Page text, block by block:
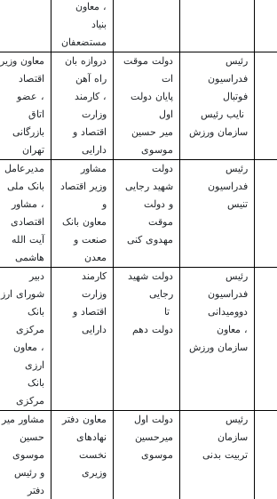
، معاون
بنیاد
مستضعفان
رئیس
فدراسیون
فوتبال
نایب رئیس
سازمان ورزش
دولت موقت
تا
پایان دولت
اول
میر حسین
موسوی
دروازه بان
راه آهن
، کارمند
وزارت
اقتصاد و
دارایی
معاون وزیر
اقتصاد
، عضو
اتاق
بازرگانی
تهران
رئیس
فدراسیون
تنیس
دولت
شهید رجایی
و دولت
موقت
مهدوی کنی
مشاور
وزیر اقتصاد
و
معاون بانک
صنعت و
معدن
مدیرعامل
بانک ملی
، مشاور
اقتصادی
آیت الله
هاشمی
رئیس
فدراسیون
دوومیدانی
، معاون
سازمان ورزش
دولت شهید
رجایی
تا
دولت دهم
کارمند
وزارت
اقتصاد و
دارایی
دبیر
شورای ارز
بانک
مرکزی
، معاون
ارزی
بانک
مرکزی
رئیس
سازمان
تربیت بدنی
دولت اول
میرحسین
موسوی
معاون دفتر
نهادهای
نخست
وزیری
مشاور میر
حسین
موسوی
و رئیس
دفتر